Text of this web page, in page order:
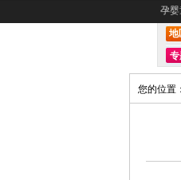
孕婴
地
您的位置：